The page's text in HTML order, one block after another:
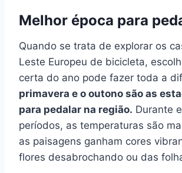
Melhor época para
Quando se trata de explorar os
Leste Europeu de bicicleta,
certa do ano pode fazer toda a
primavera e o outono são as
para pedalar na região. Durante
períodos, as temperaturas são
as paisagens ganham cores
flores desabrochando ou das